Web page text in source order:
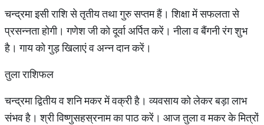
चन्द्रमा इसी राशि से तृतीय तथा गुरु सप्तम हैं। शिक्षा में सफलता से
प्रसन्नता होगी। गणेश जी को दूर्वा अर्पित करें। नीला व बैंगनी रंग शुभ
है। गाय को गुड़ खिलाएं व अन्न दान करें।
तुला राशिफल
चन्द्रमा द्वितीय व शनि मकर में वक्री है। व्यवसाय को लेकर बड़ा लाभ
संभव है। श्री विष्णुसहस्रनाम का पाठ करें। आज तुला व मकर के मित्रों